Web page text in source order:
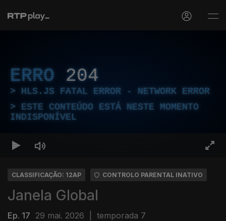
ERRO 204
HLS.JS FATAL ERROR - NETWORK ERROR
ESTE CONTEÚDO ESTÁ NESTE MOMENTO
INDISPONÍVEL
CLASSIFICAÇÃO: 12AP CONTROLO PARENTAL INATIVO
Janela Global
Ep. 17 29 mai. 2026 temporada 7